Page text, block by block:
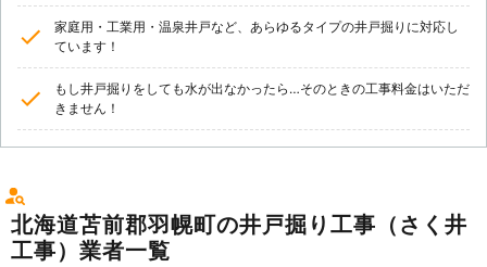
家庭用・工業用・温泉井戸など、あらゆるタイプの井戸掘りに対応し
ています！
もし井戸掘りをしても水が出なかったら…そのときの工事料金はいただ
きません！
北海道苫前郡羽幌町の井戸掘り工事（さく井
工事）業者一覧